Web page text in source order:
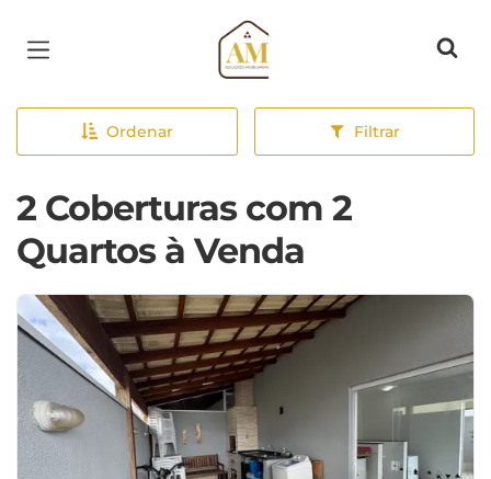
Página inicial
Ordenar Filtrar
2 Coberturas com 2
Quartos à Venda